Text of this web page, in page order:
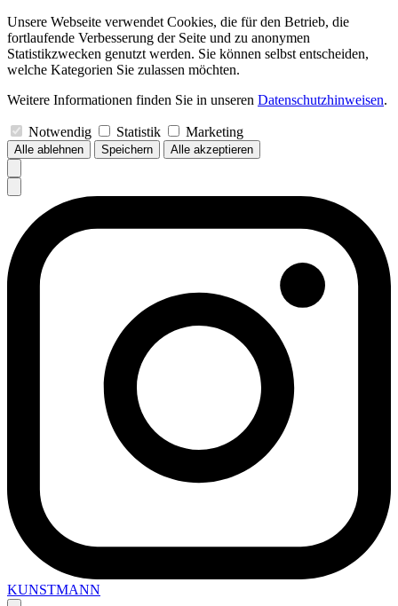
Unsere Webseite verwendet Cookies, die für den Betrieb, die
fortlaufende Verbesserung der Seite und zu anonymen
Statistikzwecken genutzt werden. Sie können selbst entscheiden,
welche Kategorien Sie zulassen möchten.
Weitere Informationen finden Sie in unseren Datenschutzhinweisen.
Notwendig Statistik Marketing
Alle ablehnen Speichern Alle akzeptieren
KUNSTMANN